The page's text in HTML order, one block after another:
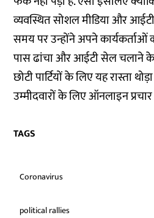
व्यवस्थित सोशल मीडिया और
समय पर उन्होंने अपने कार्यकर्ताओं
पास ढांचा और आईटी सेल चलाने
छोटी पार्टियों के लिए यह रास्ता
उम्मीदवारों के लिए ऑनलाइन
TAGS
Coronavirus
political rallies